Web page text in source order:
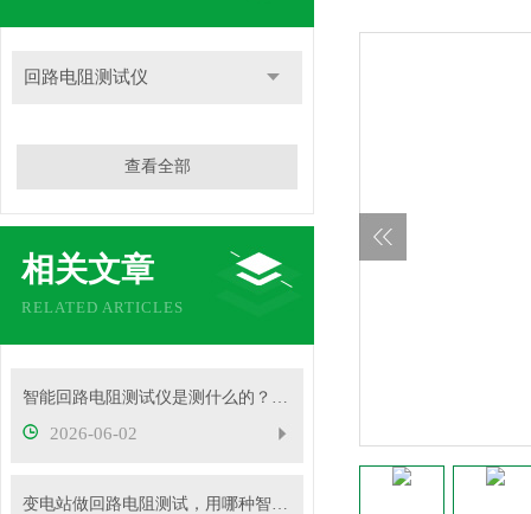
回路电阻测试仪
查看全部
相关文章
RELATED ARTICLES
智能回路电阻测试仪是测什么的？主要用途有哪些？
2026-06-02
变电站做回路电阻测试，用哪种智能测试仪更靠谱？